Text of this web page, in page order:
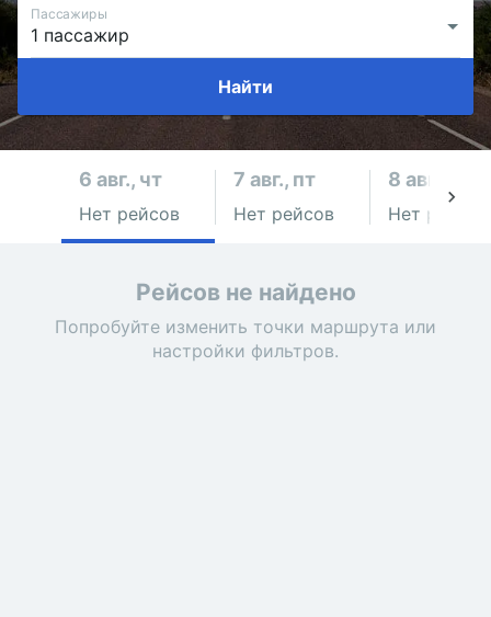
Пассажиры
Найти
6 авг., чт
Нет рейсов
7 авг., пт
Нет рейсов
8 авг., сб
Нет рейсов
Рейсов не найдено
Попробуйте изменить точки маршрута или
настройки фильтров.